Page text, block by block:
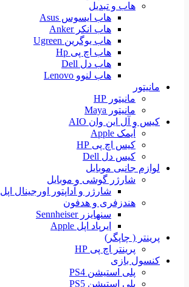
هاب و تبدیل
هاب ایسوس Asus
هاب انکر Anker
هاب یوگرین Ugreen
هاب اچ پی Hp
هاب دل Dell
هاب لنوو Lenovo
مانیتور
مانیتور HP
مانیتور Maya
کیس و آل این وان AIO
آیمک Apple
کیس اچ پی HP
کیس دل Dell
لوازم جانبی موبایل
شارژر گوشی و موبایل
شارژر و آداپتور اورجینال اپل Apple
هندزفری و هدفون
سنهایزر Sennheiser
ایرپاد اپل Apple
پرینتر ( چاپگر)
پرینتر اچ پی HP
کنسول بازی
پلی استیشن PS4
پلی استیشن PS5